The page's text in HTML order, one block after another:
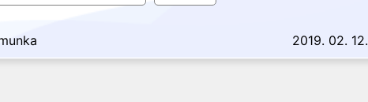
2019. 02. 12.